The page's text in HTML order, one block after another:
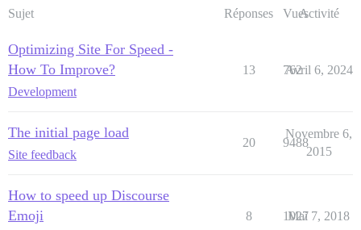
Sujet Réponses VuesActivité
Optimizing Site For Speed -
How To Improve?
Development
13 762
Avril 6, 2024
The initial page load
Site feedback
20 9488
Novembre 6,
2015
How to speed up Discourse
Emoji
8 1027
Mai 7, 2018